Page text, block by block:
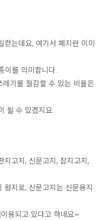
는데요, 여기서 폐지란 이미
이를 의미합니다.
기를 절감할 수 있는 비율은
될 수 있겠지요.
지고지, 신문고지, 잡지고지,
지로, 신문고지는 신문용지
용되고 있다고 하네요~